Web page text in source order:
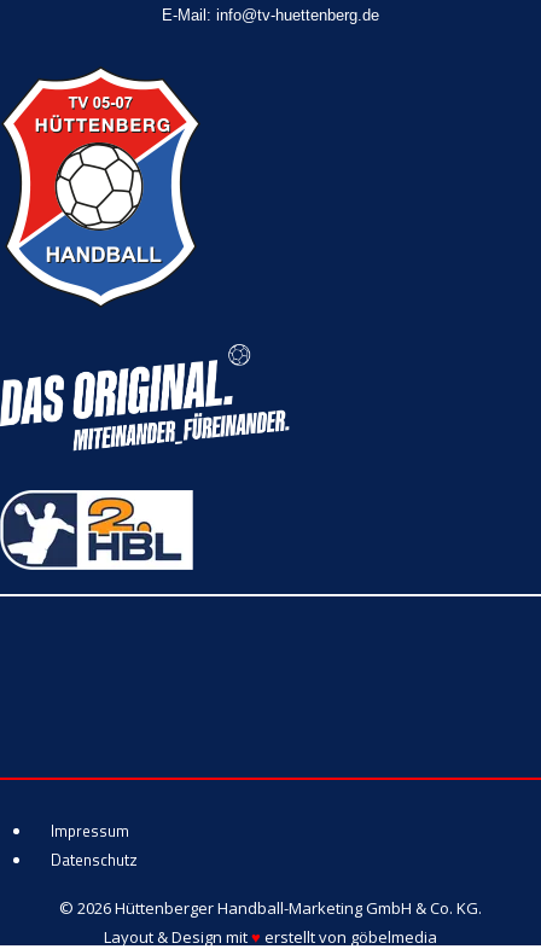
E-Mail: info@tv-huettenberg.de
Impressum
Datenschutz
© 2026 Hüttenberger Handball-Marketing GmbH & Co. KG.
Layout & Design mit♥ erstellt von göbelmedia